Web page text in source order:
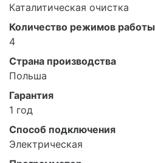
Каталитическая очистка
Количество режимов работы
4
Страна производства
Польша
Гарантия
1 год
Способ подключения
Электрическая